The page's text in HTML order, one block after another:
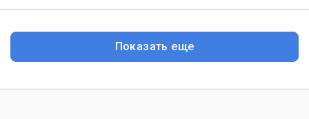
Показать еще